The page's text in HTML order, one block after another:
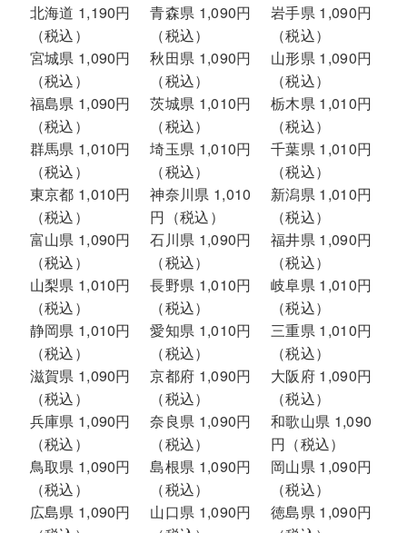
北海道 1,190円
（税込）
青森県 1,090円
（税込）
岩手県 1,090円
（税込）
宮城県 1,090円
（税込）
秋田県 1,090円
（税込）
山形県 1,090円
（税込）
福島県 1,090円
（税込）
茨城県 1,010円
（税込）
栃木県 1,010円
（税込）
群馬県 1,010円
（税込）
埼玉県 1,010円
（税込）
千葉県 1,010円
（税込）
東京都 1,010円
（税込）
神奈川県 1,010
円（税込）
新潟県 1,010円
（税込）
富山県 1,090円
（税込）
石川県 1,090円
（税込）
福井県 1,090円
（税込）
山梨県 1,010円
（税込）
長野県 1,010円
（税込）
岐阜県 1,010円
（税込）
静岡県 1,010円
（税込）
愛知県 1,010円
（税込）
三重県 1,010円
（税込）
滋賀県 1,090円
（税込）
京都府 1,090円
（税込）
大阪府 1,090円
（税込）
兵庫県 1,090円
（税込）
奈良県 1,090円
（税込）
和歌山県 1,090
円（税込）
鳥取県 1,090円
（税込）
島根県 1,090円
（税込）
岡山県 1,090円
（税込）
広島県 1,090円
山口県 1,090円
徳島県 1,090円